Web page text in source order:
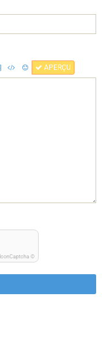
APERÇU
IconCaptcha ©